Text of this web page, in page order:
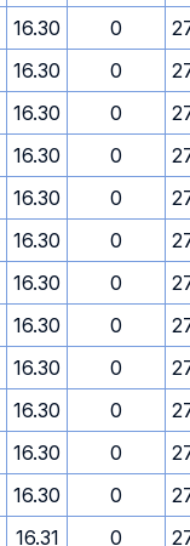
16.30 0
16.30 0
16.30 0
16.30 0
16.30 0
16.30 0
16.30 0
16.30 0
16.30 0
16.30 0
16.30 0
16.30 0
16.31 0